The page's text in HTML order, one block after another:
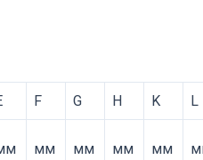
F G H K L
мм мм мм мм